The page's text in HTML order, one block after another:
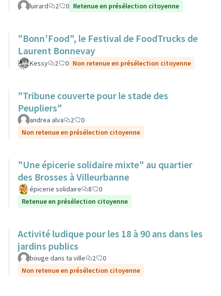
luirard 2 0 Retenue en présélection citoyenne
"Bonn'Food", le Festival de FoodTrucks de
Laurent Bonnevay
Kessy 2 0 Non retenue en présélection citoyenne
"Tribune couverte pour le stade des
Peupliers"
andrea alva 2
0
Non retenue en présélection citoyenne
"Une épicerie solidaire mixte" au quartier
des Brosses à Villeurbanne
épicerie solidaire 8
0
Retenue en présélection citoyenne
Activité ludique pour les 18 à 90 ans dans les
jardins publics
bouge dans ta ville 2
0
Non retenue en présélection citoyenne